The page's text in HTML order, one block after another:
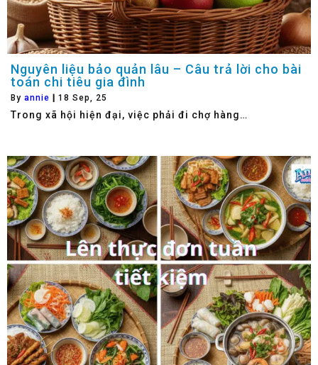
Nguyên liệu bảo quản lâu – Câu trả lời cho bài
toán chi tiêu gia đình
By annie 18 Sep, 25
Trong xã hội hiện đại, việc phải đi chợ hàng…